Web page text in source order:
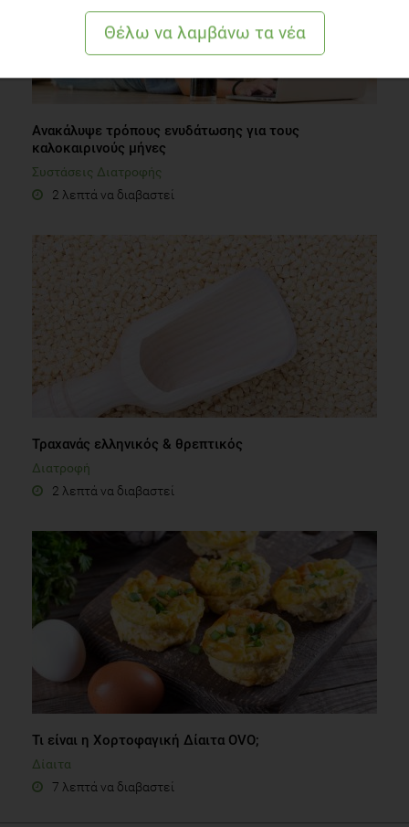
Ανακάλυψε τρόπους ενυδάτωσης για τους
καλοκαιρινούς μήνες
Συστάσεις Διατροφής
2 λεπτά να διαβαστεί
Τραχανάς ελληνικός & θρεπτικός
Διατροφή
2 λεπτά να διαβαστεί
Τι είναι η Χορτοφαγική Δίαιτα OVO;
Δίαιτα
7 λεπτά να διαβαστεί